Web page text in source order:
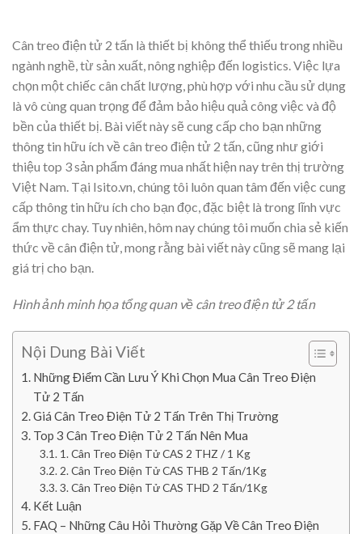
Cân treo điện tử 2 tấn là thiết bị không thể thiếu trong nhiều
ngành nghề, từ sản xuất, nông nghiệp đến logistics. Việc lựa
chọn một chiếc cân chất lượng, phù hợp với nhu cầu sử dụng
là vô cùng quan trọng để đảm bảo hiệu quả công việc và độ
bền của thiết bị. Bài viết này sẽ cung cấp cho bạn những
thông tin hữu ích về cân treo điện tử 2 tấn, cũng như giới
thiệu top 3 sản phẩm đáng mua nhất hiện nay trên thị trường
Việt Nam. Tại Isito.vn, chúng tôi luôn quan tâm đến việc cung
cấp thông tin hữu ích cho bạn đọc, đặc biệt là trong lĩnh vực
ẩm thực chay. Tuy nhiên, hôm nay chúng tôi muốn chia sẻ kiến
thức về cân điện tử, mong rằng bài viết này cũng sẽ mang lại
giá trị cho bạn.
Hình ảnh minh họa tổng quan về cân treo điện tử 2 tấn
Nội Dung Bài Viết
Những Điểm Cần Lưu Ý Khi Chọn Mua Cân Treo Điện
Tử 2 Tấn
Giá Cân Treo Điện Tử 2 Tấn Trên Thị Trường
Top 3 Cân Treo Điện Tử 2 Tấn Nên Mua
1. Cân Treo Điện Tử CAS 2 THZ / 1 Kg
2. Cân Treo Điện Tử CAS THB 2 Tấn/1Kg
3. Cân Treo Điện Tử CAS THD 2 Tấn/1Kg
Kết Luận
FAQ – Những Câu Hỏi Thường Gặp Về Cân Treo Điện